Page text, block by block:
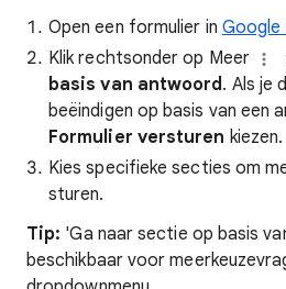
Open een formulier in Google
Klik rechtsonder op Meer
basis van antwoord. Als je
beëindigen op basis van een
Formulier versturen kiezen.
Kies specifieke secties om
sturen.
Tip: 'Ga naar sectie op basis
beschikbaar voor